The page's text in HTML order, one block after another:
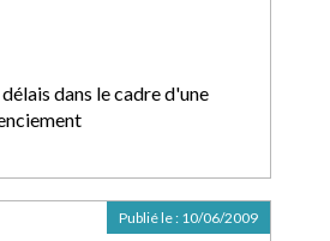
dans le cadre d'une
Publié le : 10/06/2009